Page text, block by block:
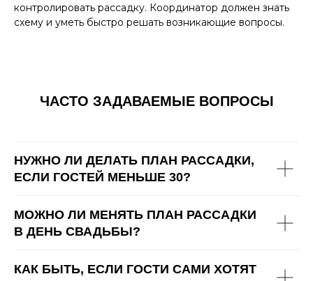
контролировать рассадку. Координатор должен знать
схему и уметь быстро решать возникающие вопросы.
ЧАСТО ЗАДАВАЕМЫЕ ВОПРОСЫ
НУЖНО ЛИ ДЕЛАТЬ ПЛАН РАССАДКИ,
ЕСЛИ ГОСТЕЙ МЕНЬШЕ 30?
МОЖНО ЛИ МЕНЯТЬ ПЛАН РАССАДКИ
В ДЕНЬ СВАДЬБЫ?
КАК БЫТЬ, ЕСЛИ ГОСТИ САМИ ХОТЯТ